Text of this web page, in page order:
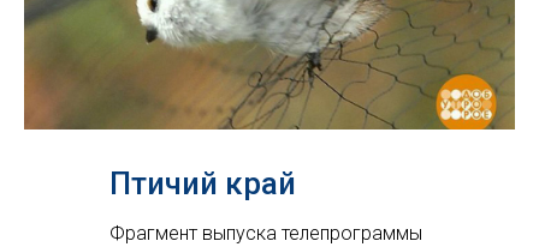
Птичий край
Фрагмент выпуска телепрограммы